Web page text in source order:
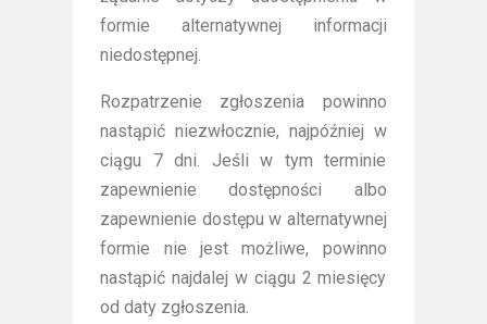
formie alternatywnej informacji
niedostępnej.
Rozpatrzenie zgłoszenia powinno
nastąpić niezwłocznie, najpóźniej w
ciągu 7 dni. Jeśli w tym terminie
zapewnienie dostępności albo
zapewnienie dostępu w alternatywnej
formie nie jest możliwe, powinno
nastąpić najdalej w ciągu 2 miesięcy
od daty zgłoszenia.